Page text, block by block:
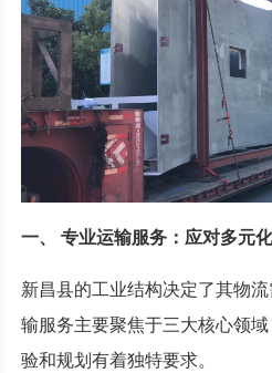
一、 专业运输服务：应对多元
新昌县的工业结构决定了其物
输服务主要聚焦于三大核心领
验和规划有着独特要求。